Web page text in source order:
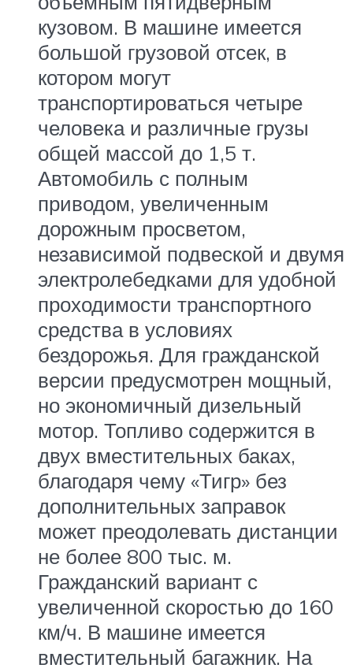
кузовом. В машине имеется
большой грузовой отсек, в
котором могут
транспортироваться четыре
человека и различные грузы
общей массой до 1,5 т.
Автомобиль с полным
приводом, увеличенным
дорожным просветом,
независимой подвеской и двумя
электролебедками для удобной
проходимости транспортного
средства в условиях
бездорожья. Для гражданской
версии предусмотрен мощный,
но экономичный дизельный
мотор. Топливо содержится в
двух вместительных баках,
благодаря чему «Тигр» без
дополнительных заправок
может преодолевать дистанции
не более 800 тыс. м.
Гражданский вариант с
увеличенной скоростью до 160
км/ч. В машине имеется
вместительный багажник. На